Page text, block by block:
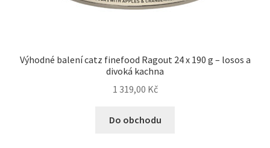
Výhodné balení catz finefood Ragout 24 x 190 g – losos a
divoká kachna
1 319,00 Kč
Do obchodu